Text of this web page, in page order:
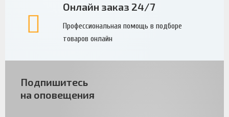
Онлайн заказ 24/7
Профессиональная помощь в подборе
товаров онлайн
Подпишитесь
на оповещения